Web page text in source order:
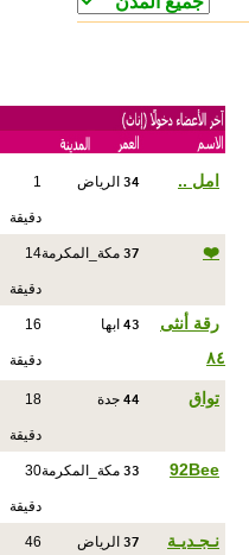
امل .. 34 الرياض 1
دقيقة
❤️
37 مكة_المكرمة14
دقيقة
رقة أنثى
٨٤
43 ابها 16
دقيقة
تواق 44 جدة 18
دقيقة
92Bee
33 مكة_المكرمة30
دقيقة
نـجـديـة 37 الرياض 46